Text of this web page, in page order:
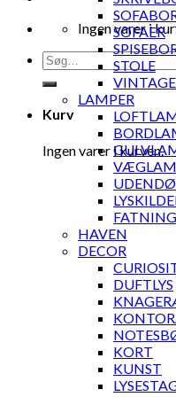
Ingen varer i
Søg
efter:
Kurv
Ingen varer i kurven.
SOFAER
STOLE
LAMPER
HAVEN
DECOR
DUFTLYS
KORT
KUNST